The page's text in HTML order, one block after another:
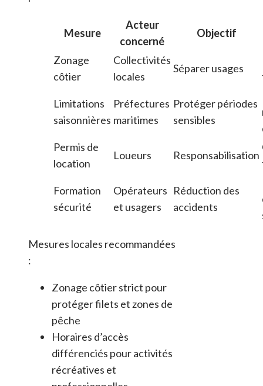
Mesure
Acteur
concerné
Objectif
Zonage
côtier
Collectivités
locales
Séparer usages
Limitations
saisonnières
Préfectures
maritimes
Protéger périodes
sensibles
Permis de
location
Loueurs Responsabilisation
Formation
sécurité
Opérateurs
et usagers
Réduction des
accidents
Mesures locales recommandées
:
Zonage côtier strict pour
protéger filets et zones de
pêche
Horaires d’accès
différenciés pour activités
récréatives et